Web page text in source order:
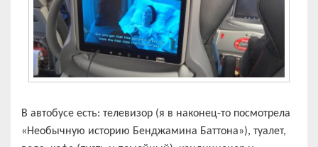
В автобусе есть: телевизор (я в наконец-то посмотрела
«Необычную историю Бенджамина Баттона»), туалет,